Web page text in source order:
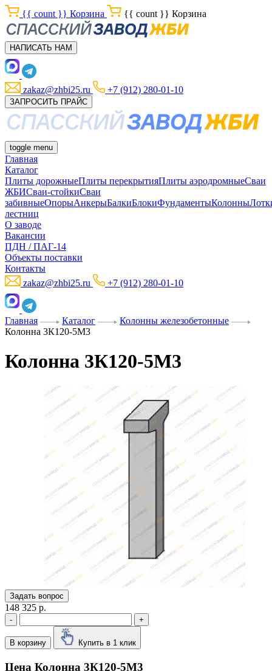
{{ count }} Корзина {{ count }} Корзина
НАПИСАТЬ НАМ
zakaz@zhbi25.ru +7 (912) 280-01-10
ЗАПРОСИТЬ ПРАЙС
toggle menu
Главная
Каталог
Плиты дорожныеПлиты перекрытияПлиты аэродромныеСваи
ЖБИСваи-стойкиСваи
забивныеОпорыАнкерыБалкиБлокиФундаментыКолонны
лестниц
О заводе
Вакансии
ПДН / ПАГ-14
Объекты поставки
Контакты
zakaz@zhbi25.ru
+7 (912) 280-01-10
Главная Каталог
Колонны железобетонные
Колонна 3К120-5М3
Колонна 3К120-5М3
Задать вопрос
148 325 р.
- +
В корзину Купить в 1 клик
Цена Колонна 3К120-5М3